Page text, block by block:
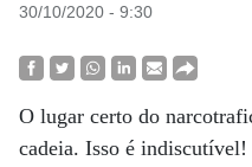
30/10/2020 - 9:30
O lugar certo do
cadeia. Isso é indiscutível!